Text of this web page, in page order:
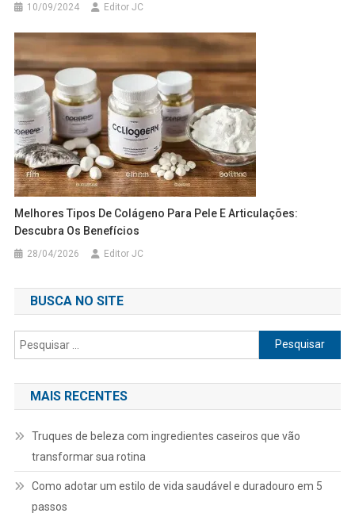
10/09/2024 Editor JC
Melhores Tipos De Colágeno Para Pele E Articulações:
Descubra Os Benefícios
28/04/2026 Editor JC
BUSCA NO SITE
Pesquisar
por:
MAIS RECENTES
Truques de beleza com ingredientes caseiros que vão
transformar sua rotina
Como adotar um estilo de vida saudável e duradouro em 5
passos